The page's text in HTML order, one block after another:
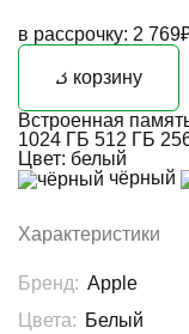
в рассрочку: 2
В корзину
Встроенная
1024 ГБ 512 ГБ
Цвет: белый
чёрный
Характеристики
Бренд: Apple
Цвета: Белый